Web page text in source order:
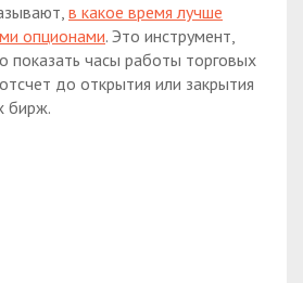
в какое время лучше
опционами. Это инструмент,
показать часы работы торговых
до открытия или закрытия
бирж.